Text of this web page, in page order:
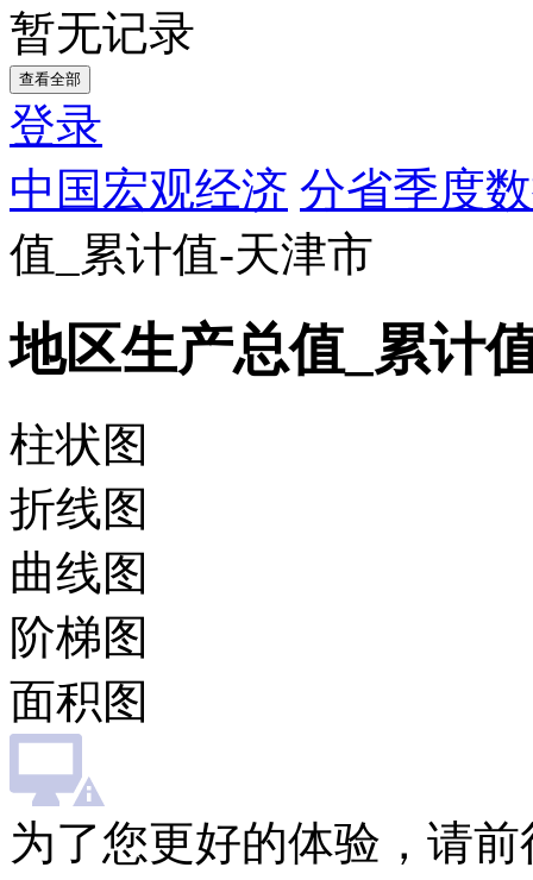
暂无记录
查看全部
登录
中国宏观经济 分省季度
值_累计值-天津市
地区生产总值_累计
柱状图
折线图
曲线图
阶梯图
面积图
为了您更好的体验，请